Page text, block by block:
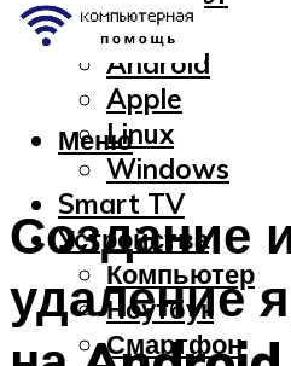
OC
Android
Apple
Linux
Windows
Smart TV
Устройства
Компьютер
Ноутбук
Смартфон
Меню
Создание
удаление